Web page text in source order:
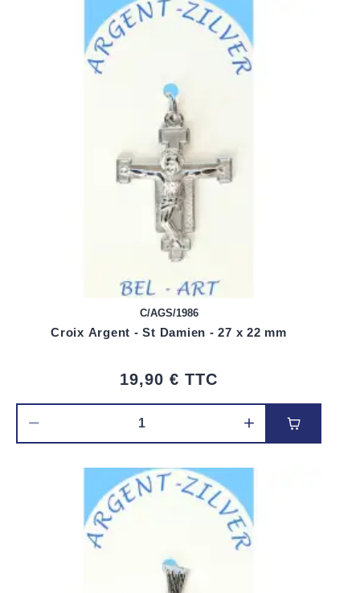
C/AGS/1986
Croix Argent - St Damien - 27 x 22 mm
19,90 € TTC
Ajouter au